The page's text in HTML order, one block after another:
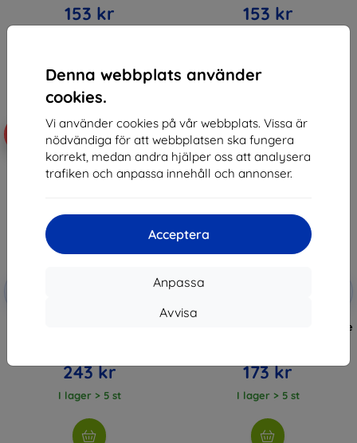
Denna webbplats använder
cookies.
Vi använder cookies på vår webbplats. Vissa är
nödvändiga för att webbplatsen ska fungera
korrekt, medan andra hjälper oss att analysera
trafiken och anpassa innehåll och annonser.
Acceptera
Anpassa
Avvisa
153 kr 153 kr
EXTRA10
243 kr
I lager > 5 st
-10%
-10%
3mk Silky Matt Privacy Protective
173 kr
I lager > 5 st